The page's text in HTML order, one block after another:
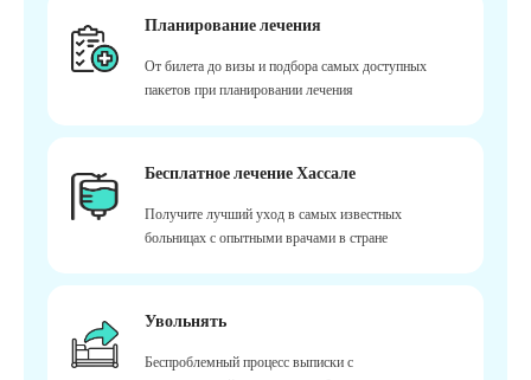
Планирование лечения
От билета до визы и подбора самых доступных
пакетов при планировании лечения
Бесплатное лечение Хассале
Получите лучший уход в самых известных
больницах с опытными врачами в стране
Увольнять
Беспроблемный процесс выписки с